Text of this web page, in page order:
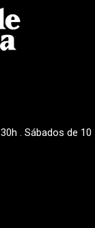
. Sábados de 10